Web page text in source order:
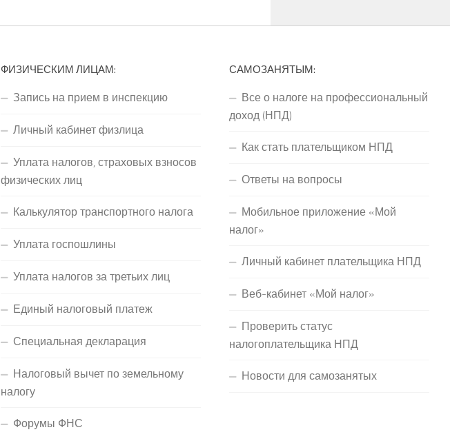
ФИЗИЧЕСКИМ ЛИЦАМ:
Запись на прием в инспекцию
Личный кабинет физлица
Уплата налогов, страховых взносов
физических лиц
Калькулятор транспортного налога
Уплата госпошлины
Уплата налогов за третьих лиц
Единый налоговый платеж
Специальная декларация
Налоговый вычет по земельному
налогу
Форумы ФНС
САМОЗАНЯТЫМ:
Все о налоге на профессиональный
доход (НПД)
Как стать плательщиком НПД
Ответы на вопросы
Мобильное приложение «Мой
налог»
Личный кабинет плательщика НПД
Веб-кабинет «Мой налог»
Проверить статус
налогоплательщика НПД
Новости для самозанятых